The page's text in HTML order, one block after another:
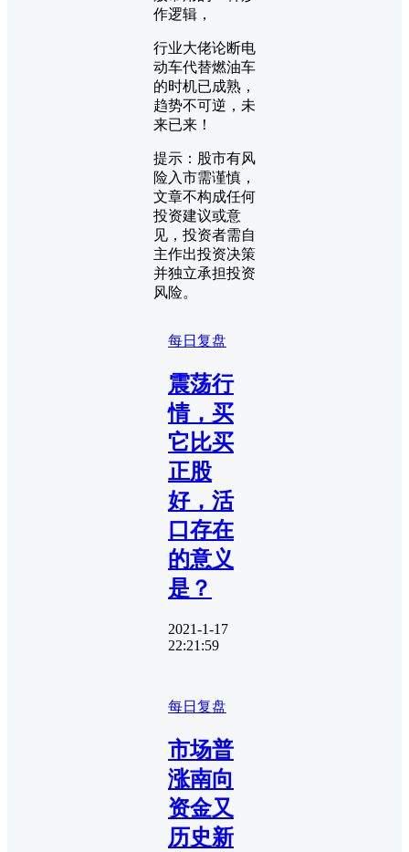
行业大佬论断电
动车代替燃油车
的时机已成熟，
趋势不可逆，未
来已来！
提示：股市有风
险入市需谨慎，
文章不构成任何
投资建议或意
见，投资者需自
主作出投资决策
并独立承担投资
风险。
每日复盘
震荡行
情，买
它比买
正股
好，活
口存在
的意义
是？
2021-1-17
22:21:59
每日复盘
市场普
涨南向
资金又
历史新